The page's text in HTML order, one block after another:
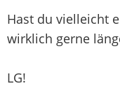
Hast du vielleicht
wirklich gerne
LG!